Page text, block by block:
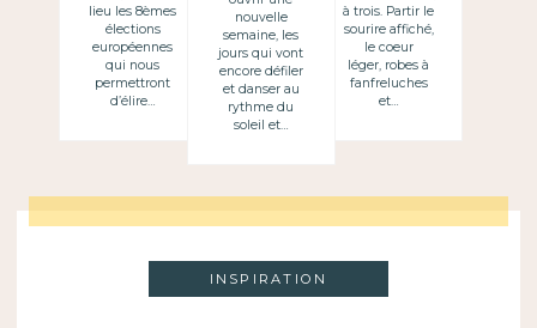
lieu les 8èmes
élections
européennes
qui nous
permettront
d’élire…
nouvelle
semaine, les
jours qui vont
encore défiler
et danser au
rythme du
soleil et…
à trois. Partir le
sourire affiché,
le coeur
léger, robes à
fanfreluches
et…
INSPIRATION